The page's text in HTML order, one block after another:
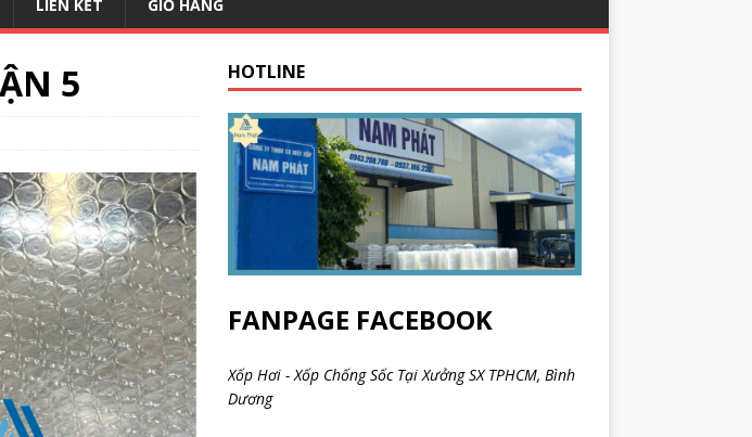
LIÊN KẾT GIỎ HÀNG
5 HOTLINE
FANPAGE FACEBOOK
Xốp Hơi - Xốp Chống Sốc Tại Xưởng SX TPHCM, Bình
Dương